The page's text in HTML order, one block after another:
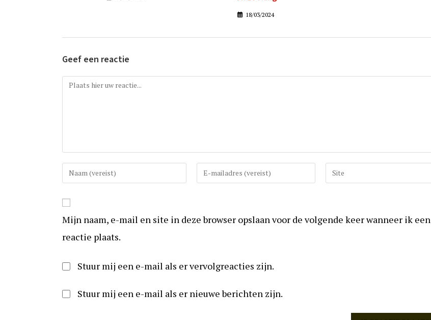
18/03/2024
Geef een reactie
Reactie
Vul
uw
in
om
te
Vul
uw
in
kunnen
reageren
Vul
uw
in
Mijn naam, e-mail en site in deze browser opslaan voor de volgende keer wanneer ik een
reactie plaats.
Stuur mij een e-mail als er vervolgreacties zijn.
Stuur mij een e-mail als er nieuwe berichten zijn.